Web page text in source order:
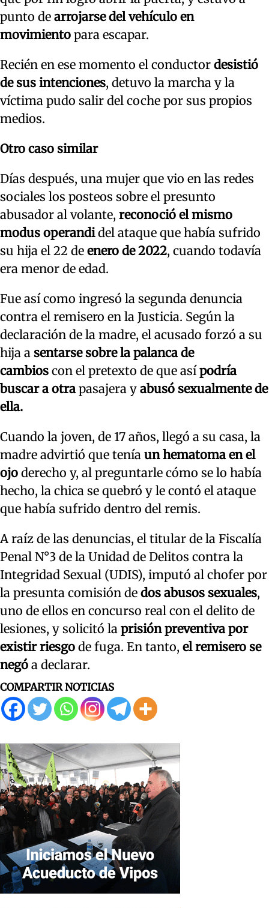
punto de arrojarse del vehículo en
movimiento para escapar.
Recién en ese momento el conductor desistió
de sus intenciones, detuvo la marcha y la
víctima pudo salir del coche por sus propios
medios.
Otro caso similar
Días después, una mujer que vio en las redes
sociales los posteos sobre el presunto
abusador al volante, reconoció el mismo
modus operandidel ataque que había sufrido
su hija el 22 de enero de 2022, cuando todavía
era menor de edad.
Fue así como ingresó la segunda denuncia
contra el remisero en la Justicia. Según la
declaración de la madre, el acusado forzó a su
hija a sentarse sobre la palanca de
cambios con el pretexto de que asípodría
buscar a otra pasajera y abusó sexualmente de
ella.
Cuando la joven, de 17 años, llegó a su casa, la
madre advirtió que tenía un hematoma en el
ojo derecho y, al preguntarle cómo se lo había
hecho, la chica se quebró y le contó el ataque
que había sufrido dentro del remis.
A raíz de las denuncias, el titular de la Fiscalía
Penal N°3 de la Unidad de Delitos contra la
Integridad Sexual (UDIS), imputó al chofer por
la presunta comisión de dos abusos sexuales,
uno de ellos en concurso real con el delito de
lesiones, y solicitó la prisión preventiva por
existir riesgo de fuga. En tanto, el remisero se
negó a declarar.
COMPARTIR NOTICIAS